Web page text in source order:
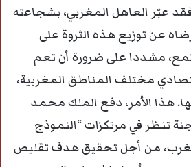
فقد عبّر العاهل المغربي، بشجاعته
عن توزيع هذه الثروة على
مشددا على ضرورة أن تعم
مختلف المناطق المغربية،
هذا الأمر، دفع الملك محمد
تنظر في مرتكزات “النموذج
من أجل تحقيق هدف تقليص